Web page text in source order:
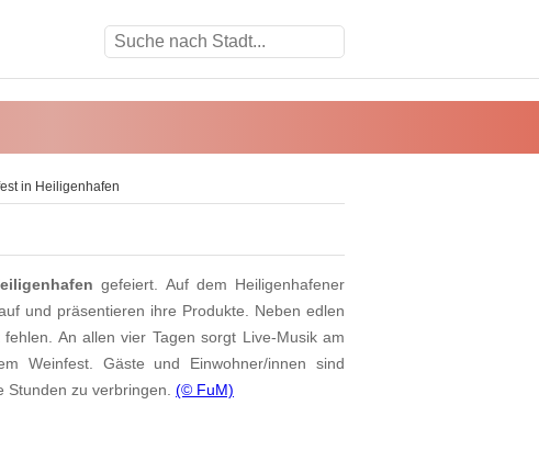
in Heiligenhafen
gefeiert. Auf dem Heiligenhafener
und präsentieren ihre Produkte. Neben edlen
An allen vier Tagen sorgt Live-Musik am
Weinfest. Gäste und Einwohner/innen sind
Stunden zu verbringen. (© FuM)